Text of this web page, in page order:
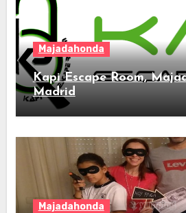
Majadahonda
Kapi Escape Room,
Madrid
Majadahonda